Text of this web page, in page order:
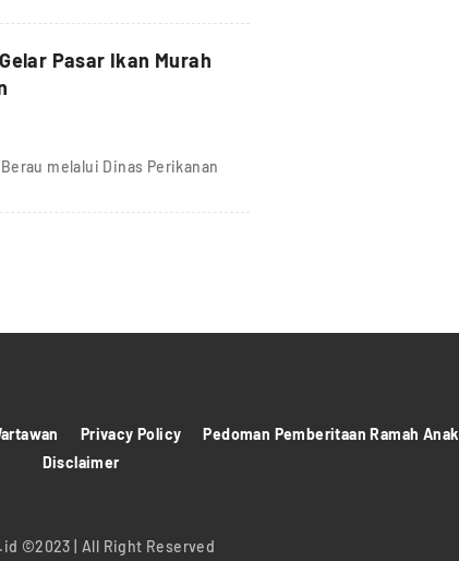
Pasar Ikan Murah
melalui Dinas Perikanan
Privacy Policy Pedoman Pemberitaan Ramah Anak
Disclaimer
©2023 | All Right Reserved